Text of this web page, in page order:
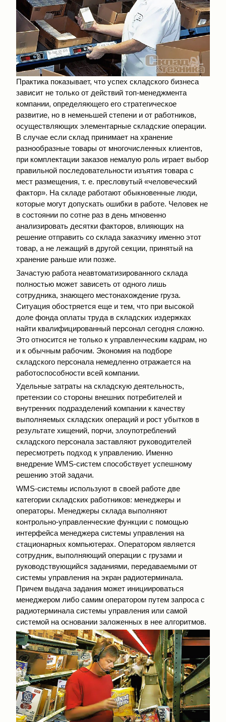
Практика показывает, что успех складского бизнеса
зависит не только от действий топ-менеджмента
компании, определяющего его стратегическое
развитие, но в неменьшей степени и от работников,
осуществляющих элементарные складские операции.
В случае если склад принимает на хранение
разнообразные товары от многочисленных клиентов,
при комплектации заказов немалую роль играет выбор
правильной последовательности изъятия товара с
мест размещения, т. е. пресловутый «человеческий
фактор». На складе работают обыкновенные люди,
которые могут допускать ошибки в работе. Человек не
в состоянии по сотне раз в день мгновенно
анализировать десятки факторов, влияющих на
решение отправить со склада заказчику именно этот
товар, а не лежащий в другой секции, принятый на
хранение раньше или позже.
Зачастую работа неавтоматизированного склада
полностью может зависеть от одного лишь
сотрудника, знающего местонахождение груза.
Ситуация обостряется еще и тем, что при высокой
доле фонда оплаты труда в складских издержках
найти квалифицированный персонал сегодня сложно.
Это относится не только к управленческим кадрам, но
и к обычным рабочим. Экономия на подборе
складского персонала немедленно отражается на
работоспособности всей компании.
Удельные затраты на складскую деятельность,
претензии со стороны внешних потребителей и
внутренних подразделений компании к качеству
выполняемых складских операций и рост убытков в
результате хищений, порчи, злоупотреблений
складского персонала заставляют руководителей
пересмотреть подход к управлению. Именно
внедрение WMS-систем способствует успешному
решению этой задачи.
WMS-системы используют в своей работе две
категории складских работников: менеджеры и
операторы. Менеджеры склада выполняют
контрольно-управленческие функции с помощью
интерфейса менеджера системы управления на
стационарных компьютерах. Оператором является
сотрудник, выполняющий операции с грузами и
руководствующийся заданиями, передаваемыми от
системы управления на экран радиотерминала.
Причем выдача задания может инициироваться
менеджером либо самим оператором путем запроса с
радиотерминала системы управления или самой
системой на основании заложенных в нее алгоритмов.